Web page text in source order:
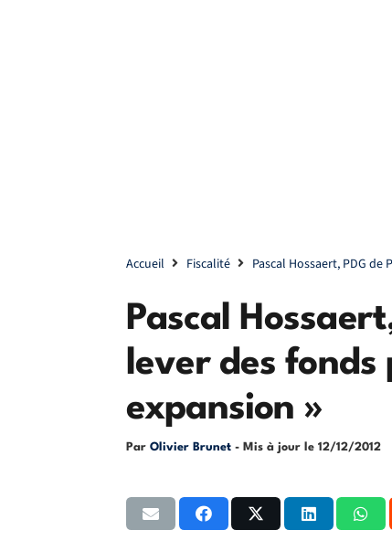
Accueil Fiscalité Pascal Hossaert, PDG
Pascal
lever des
expansion »
Par Olivier Brunet - Mis à jour le 12/12/2012